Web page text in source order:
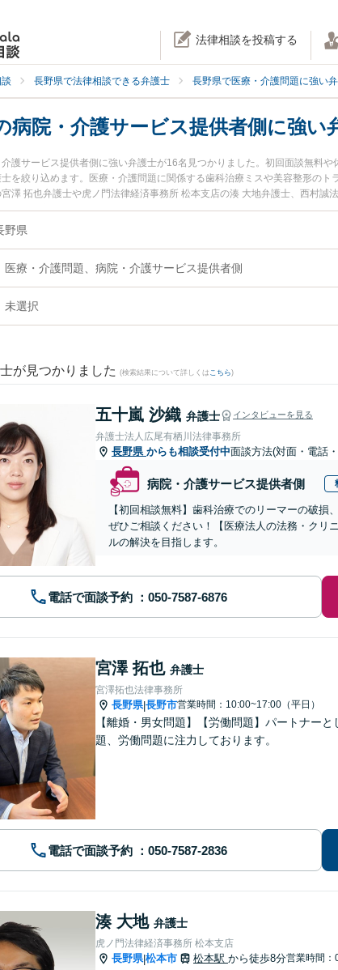
法律相談を投稿する
長野県で法律相談できる弁護士 長野県で医療・介護問題に強い
病院・介護サービス提供者側に強い
護サービス提供者側に強い弁護士が16名見つかりました。初回面談無料
を絞り込めます。医療・介護問題に関係する歯科治療ミスや美容整形の
澤 拓也弁護士や虎ノ門法律経済事務所 松本支店の湊 大地弁護士、西村
土日や夜間に発生した病院・介護サービス提供者側のトラブルを今すぐ
したい』『初回相談無料で病院・介護サービス提供者側を法律相談できる
野県
医療・介護問題、病院・介護サービス提供者側
未選択
が見つかりました (検索結果について詳しくは こちら)
五十嵐 沙織 弁護士 インタビューを見る
弁護士法人広尾有栖川法律事務所
長野県 からも相談受付中面談方法(対面・電話
病院・介護サービス提供者側
【初回相談無料】歯科治療でのリーマーの破
ぜひご相談ください！【医療法人の法務・クリ
ルの解決を目指します。
電話で面談予約
宮澤 拓也 弁護士
宮澤拓也法律事務所
長野県|長野市営業時間：10:00~17:00（平日）
【離婚・男女問題】【労働問題】パートナー
題、労働問題に注力しております。
電話で面談予約
湊 大地 弁護士
虎ノ門法律経済事務所 松本支店
長野県|松本市 松本駅 から徒歩8分営業時間：